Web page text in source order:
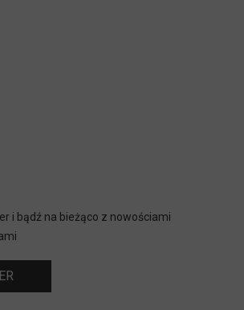
i bądź na bieżąco z nowościami